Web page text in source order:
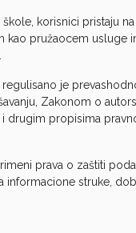
korisnici pristaju
pružaocem usluge
regulisano je
Zakonom o
drugim propisima
prava o zaštiti
informacione struke,